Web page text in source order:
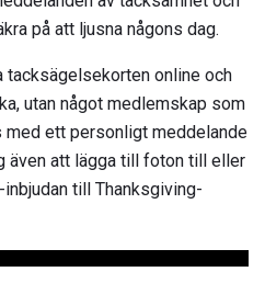
på att ljusna någons dag.
tacksägelsekorten online och
utan något medlemskap som
med ett personligt meddelande
även att lägga till foton till eller
till Thanksgiving-